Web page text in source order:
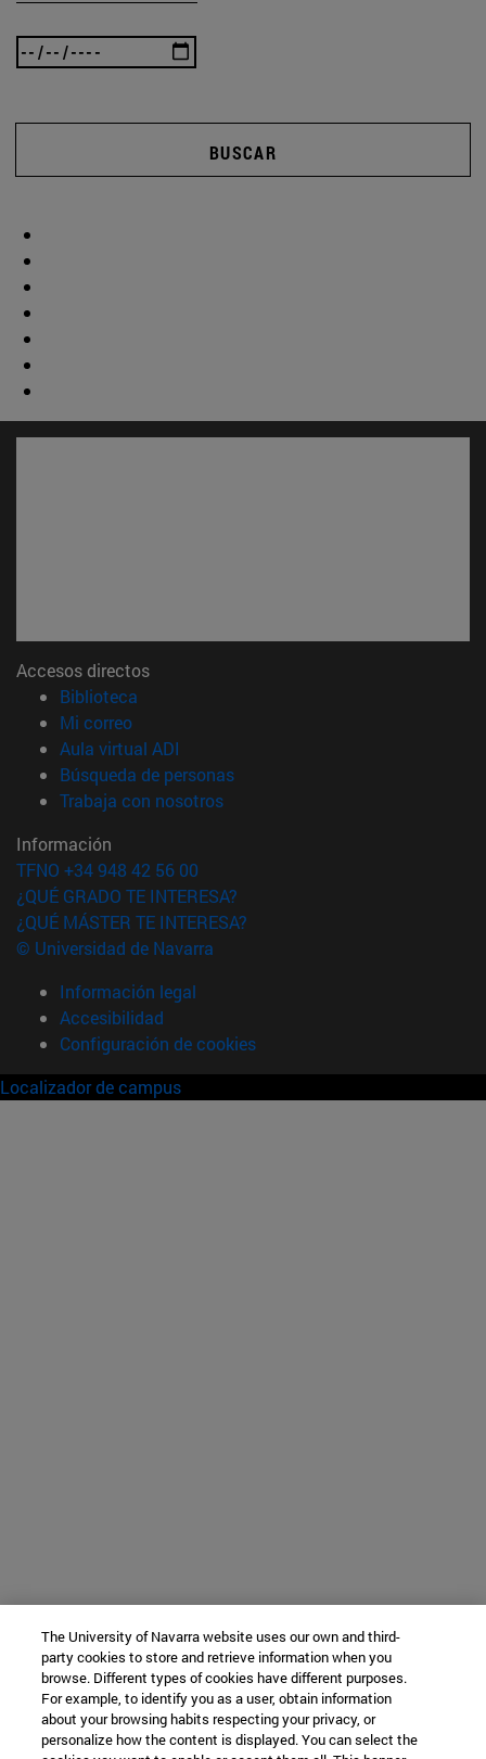
BUSCAR
Accesos directos
Biblioteca
Mi correo(abre en nueva ventana)
Aula virtual ADI
Búsqueda de personas(abre en nueva ventana)
Trabaja con nosotros(abre en nueva ventana)
Información
TFNO +34 948 42 56 00
¿QUÉ GRADO TE INTERESA?
¿QUÉ MÁSTER TE INTERESA?
© Universidad de Navarra
Información legal
Accesibilidad
Configuración de cookies
Localizador de campus
The University of Navarra website uses our own and third-
party cookies to store and retrieve information when you
browse. Different types of cookies have different purposes.
For example, to identify you as a user, obtain information
about your browsing habits respecting your privacy, or
personalize how the content is displayed. You can select the